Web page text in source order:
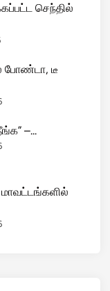
செந்தில்
போண்டா, டீ
–...